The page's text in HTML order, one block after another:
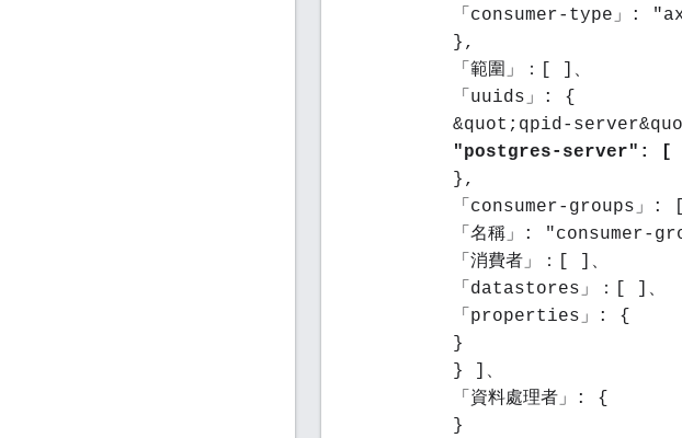
「consumer-type」:
},
「範圍」：[ ]、
「uuids」: {
&quot;qpid-
"postgres-server": [
},
「consumer-groups」
「名稱」: "consumer-
「消費者」：[ ]、
「datastores」：[ ]、
「properties」: {
}
} ]、
「資料處理者」: {
}